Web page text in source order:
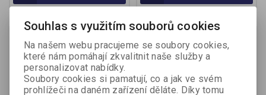
Na objednání Na objednání
Souhlas s využitím souborů cookies
Na našem webu pracujeme se soubory cookies,
které nám pomáhají zkvalitnit naše služby a
personalizovat nabídky.
Soubory cookies si pamatují, co a jak ve svém
prohlížeči na daném zařízení děláte. Díky tomu